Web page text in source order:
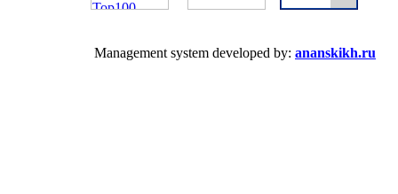
Management system developed by: ananskikh.ru